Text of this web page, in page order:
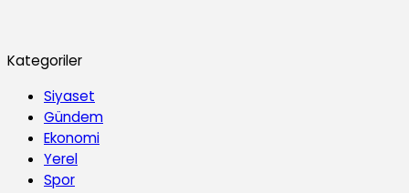
Kategoriler
Siyaset
Gündem
Ekonomi
Yerel
Spor